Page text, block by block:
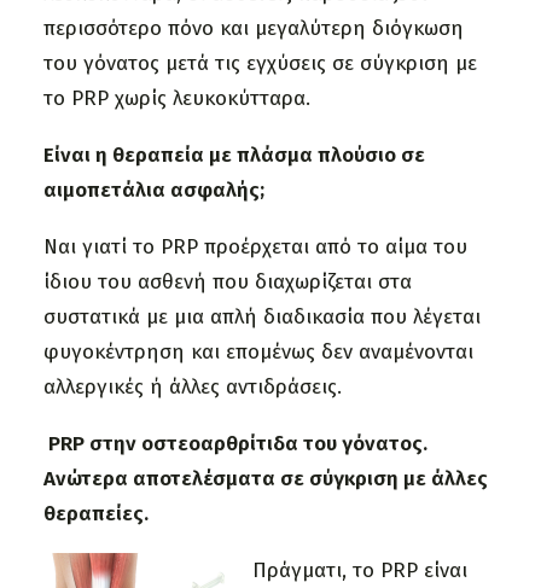
περισσότερο πόνο και μεγαλύτερη διόγκωση
του γόνατος μετά τις εγχύσεις σε σύγκριση με
το PRP χωρίς λευκοκύτταρα.
Είναι η θεραπεία με πλάσμα πλούσιο σε
αιμοπετάλια ασφαλής;
Ναι γιατί το PRP προέρχεται από το αίμα του
ίδιου του ασθενή που διαχωρίζεται στα
συστατικά με μια απλή διαδικασία που λέγεται
φυγοκέντρηση και επομένως δεν αναμένονται
αλλεργικές ή άλλες αντιδράσεις.
PRP στην οστεοαρθρίτιδα του γόνατος.
Ανώτερα αποτελέσματα σε σύγκριση με άλλες
θεραπείες.
Πράγματι, το PRP είναι